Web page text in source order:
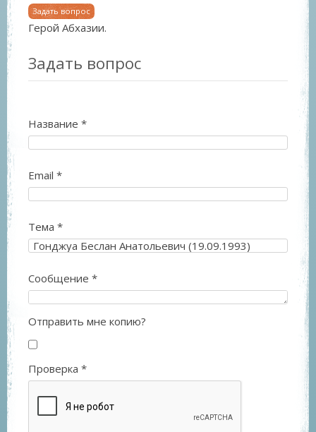
Задать вопрос
Герой Абхазии.
Задать вопрос
Название *
Email *
Тема *
Сообщение *
Отправить мне копию?
Проверка *